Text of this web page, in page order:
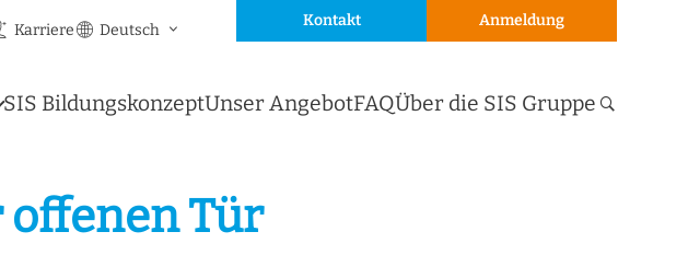
Kontakt Anmeldung
Karriere Deutsch
SIS BildungskonzeptUnser AngebotFAQÜber die SIS Gruppe
offenen Tür